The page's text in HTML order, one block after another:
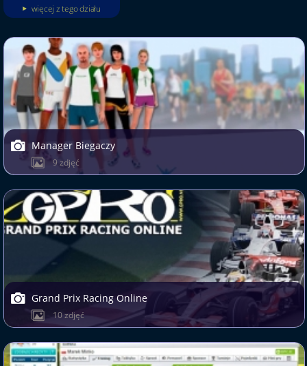
więcej z tego działu
Manager Biegaczy
9 zdjęć
Grand Prix Racing Online
10 zdjęć